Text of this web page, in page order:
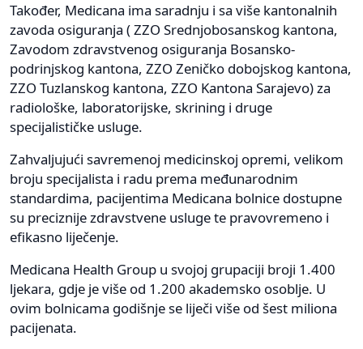
Također, Medicana ima saradnju i sa više kantonalnih
zavoda osiguranja ( ZZO Srednjobosanskog kantona,
Zavodom zdravstvenog osiguranja Bosansko-
podrinjskog kantona, ZZO Zeničko dobojskog kantona,
ZZO Tuzlanskog kantona, ZZO Kantona Sarajevo) za
radiološke, laboratorijske, skrining i druge
specijalističke usluge.
Zahvaljujući savremenoj medicinskoj opremi, velikom
broju specijalista i radu prema međunarodnim
standardima, pacijentima Medicana bolnice dostupne
su preciznije zdravstvene usluge te pravovremeno i
efikasno liječenje.
Medicana Health Group u svojoj grupaciji broji 1.400
ljekara, gdje je više od 1.200 akademsko osoblje. U
ovim bolnicama godišnje se liječi više od šest miliona
pacijenata.